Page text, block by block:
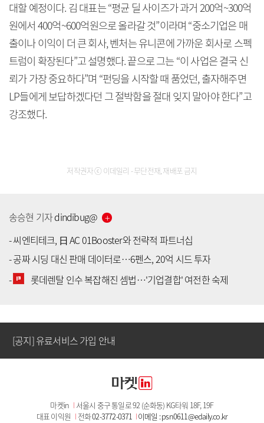
대할 예정이다. 김 대표는 “평균 딜 사이즈가 과거 200억~300억
원에서 400억~600억원으로 올라갈 것”이라며 “중소기업은 매
출이나 이익이 더 큰 회사, 벤처는 유니콘에 가까운 회사로 스펙
트럼이 확장된다”고 설명했다. 끝으로 그는 “이 사업은 결국 신
뢰가 가장 중요하다”며 “펀딩을 시작할 때 품었던, 출자해주면
LP들에게 보답하겠다던 그 절박함을 절대 잊지 말아야 한다”고
강조했다.
저작권자 ⓒ 이데일리 - 무단전재, 재배포 금지
송승현 기자dindibug@
-씨엔티테크, 日 AC 01Booster와 전략적 파트너십
-공짜 시딩 대신 판매 데이터로…6펜스, 20억 시드 투자
-
롯데렌탈 인수 복잡해진 셈법…'기업결합' 여전한 숙제
[공지] 유료서비스 가입 안내
[공지] 유료서비스 가입 안내
[공지] 새로워진 마켓인, 성공투자 창을 열다
[공지] 유료서비스 가입 안내
마켓in I 서울시 중구 통일로 92 (순화동) KG타워 18F, 19F
대표 이익원 I 전화02-3772-0371 I이메일 : psn0611@edaily.co.kr